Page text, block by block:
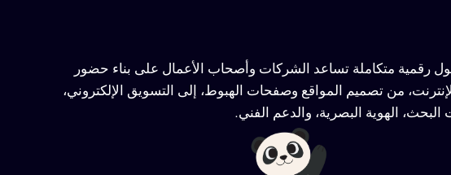
رقمية متكاملة تساعد الشركات وأصحاب الأعمال على بناء حضور
من تصميم المواقع وصفحات الهبوط، إلى التسويق الإلكتروني،
الهوية البصرية، والدعم الفني.